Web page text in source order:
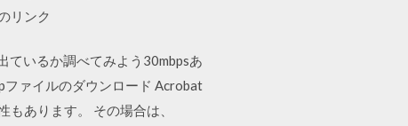
リンク
ているか調べてみよう30mbpsあ
ァイルのダウンロード Acrobat
あります。 その場合は、